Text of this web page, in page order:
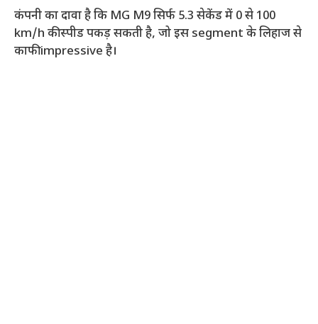
कंपनी का दावा है कि MG M9 सिर्फ 5.3 सेकेंड में 0 से 100
km/h की स्पीड पकड़ सकती है, जो इस segment के लिहाज से
काफी impressive है।